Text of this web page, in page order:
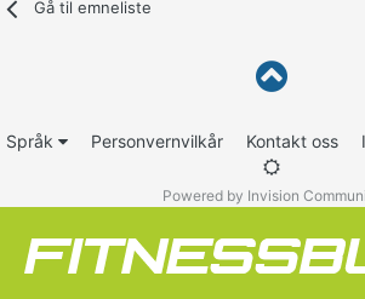
Gå til emneliste
Språk Personvernvilkår Kontakt oss
Powered by Invision